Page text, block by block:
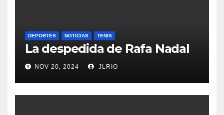
DEPORTES NOTICIAS TENIS
La despedida de Rafa Nadal
NOV 20, 2024 JLRIO